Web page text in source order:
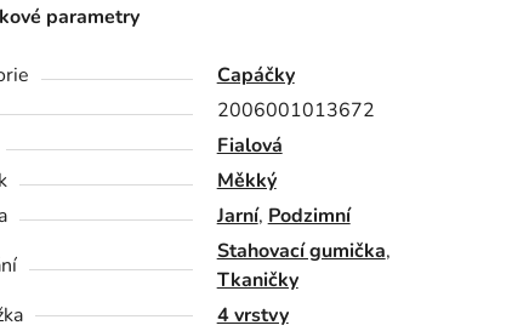
parametry
Capáčky
2006001013672
Fialová
Měkký
Jarní, Podzimní
Stahovací gumička,
Tkaničky
4 vrstvy